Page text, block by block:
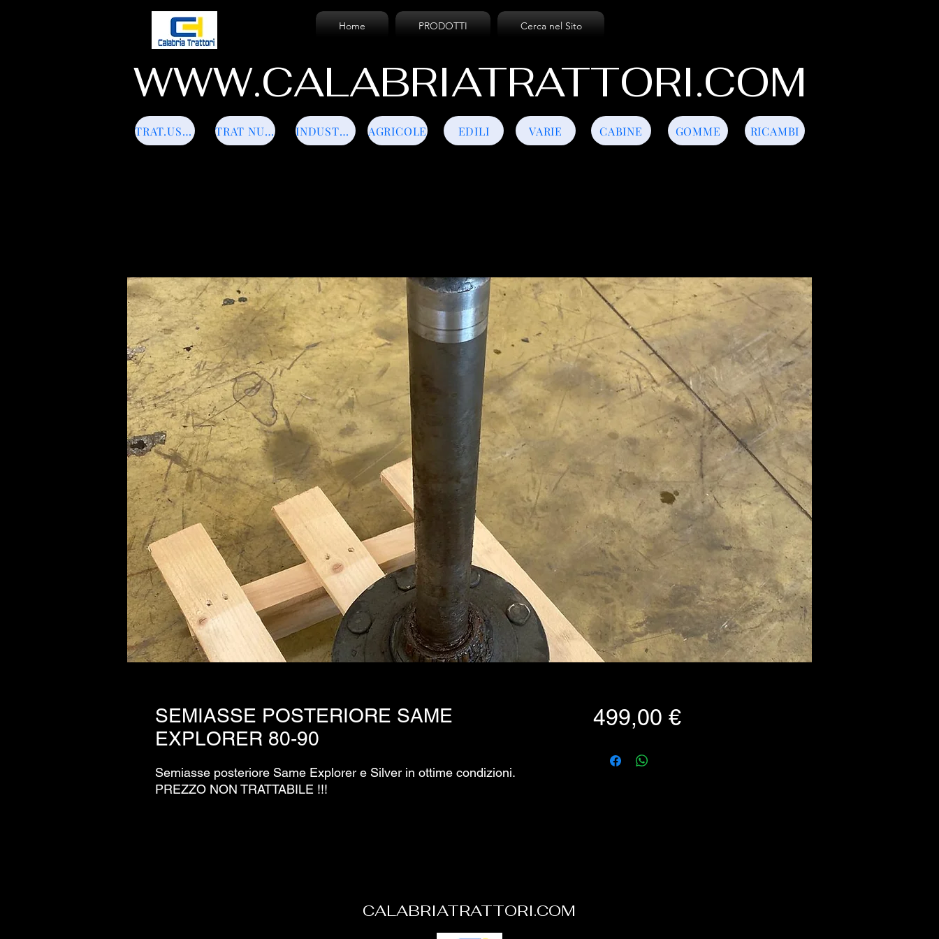
Home PRODOTTI Cerca nel Sito
WWW.CALABRIATRATTORI.COM
TRAT.USATI TRAT NUOVI INDUSTRIALI EDILI
AGRICOLE VARIE GOMME
CABINE RICAMBI
SEMIASSE POSTERIORE SAME
EXPLORER 80-90
Semiasse posteriore Same Explorer e Silver in ottime condizioni.
PREZZO NON TRATTABILE !!!
499,00 €Prezzo
CALABRIATRATTORI.COM